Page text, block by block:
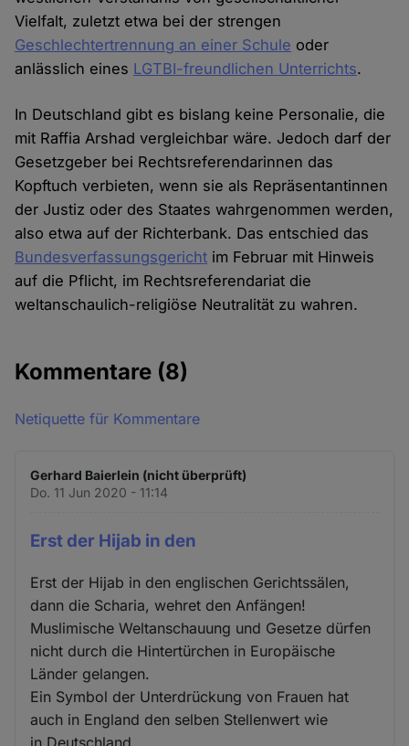
Vielfalt, zuletzt etwa bei der strengen
Geschlechtertrennung an einer Schule oder
anlässlich eines LGTBI-freundlichen Unterrichts.
In Deutschland gibt es bislang keine Personalie, die
mit Raffia Arshad vergleichbar wäre. Jedoch darf der
Gesetzgeber bei Rechtsreferendarinnen das
Kopftuch verbieten, wenn sie als Repräsentantinnen
der Justiz oder des Staates wahrgenommen werden,
also etwa auf der Richterbank. Das entschied das
Bundesverfassungsgericht im Februar mit Hinweis
auf die Pflicht, im Rechtsreferendariat die
weltanschaulich-religiöse Neutralität zu wahren.
Kommentare (8)
Netiquette für Kommentare
Gerhard Baierlein (nicht überprüft)
Do. 11 Jun 2020 - 11:14
Erst der Hijab in den
Erst der Hijab in den englischen Gerichtssälen,
dann die Scharia, wehret den Anfängen!
Muslimische Weltanschauung und Gesetze dürfen
nicht durch die Hintertürchen in Europäische
Länder gelangen.
Ein Symbol der Unterdrückung von Frauen hat
auch in England den selben Stellenwert wie
in Deutschland.